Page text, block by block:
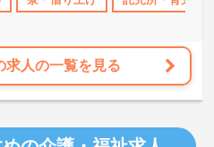
求人の一覧を見る